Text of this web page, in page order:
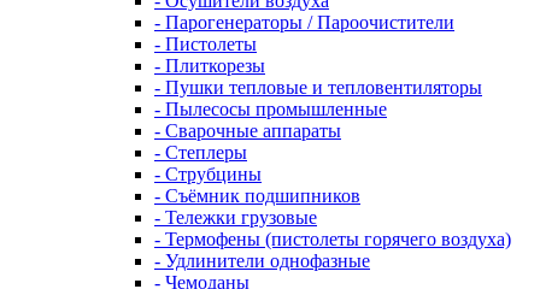
- Парогенераторы / Пароочистители
- Пистолеты
- Плиткорезы
- Пушки тепловые и тепловентиляторы
- Пылесосы промышленные
- Сварочные аппараты
- Степлеры
- Струбцины
- Съёмник подшипников
- Тележки грузовые
- Термофены (пистолеты горячего воздуха)
- Удлинители однофазные
- Чемоданы